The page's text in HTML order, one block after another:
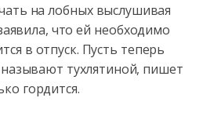
на лобных выслушивая
что ей необходимо
в отпуск. Пусть теперь
тухлятиной, пишет
гордится.